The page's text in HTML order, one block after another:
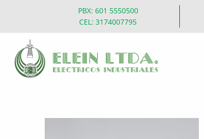
PBX: 601 5550500
CEL: 3174007795